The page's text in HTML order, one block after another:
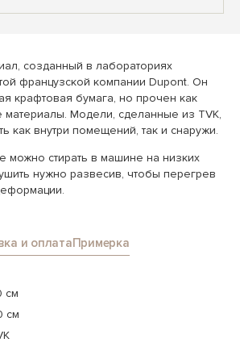
созданный в лабораториях
французской компании Dupont. Он
крафтовая бумага, но прочен как
Модели, сделанные из TVK,
как внутри помещений, так и снаружи.
можно стирать в машине на низких
нужно развесив, чтобы перегрев
и оплатаПримерка
см
см